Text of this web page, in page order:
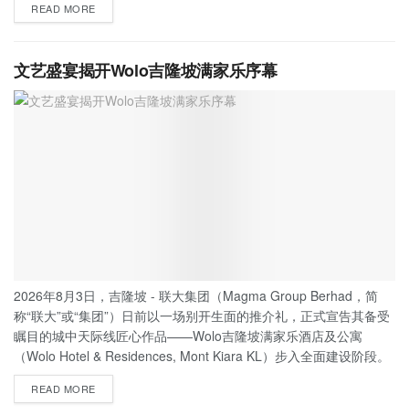
READ MORE
文艺盛宴揭开Wolo吉隆坡满家乐序幕
2026年8月3日，吉隆坡 - 联大集团（Magma Group Berhad，简
称“联大”或“集团”）日前以一场别开生面的推介礼，正式宣告其备受
瞩目的城中天际线匠心作品——Wolo吉隆坡满家乐酒店及公寓
（Wolo Hotel & Residences, Mont Kiara KL）步入全面建设阶段。
READ MORE